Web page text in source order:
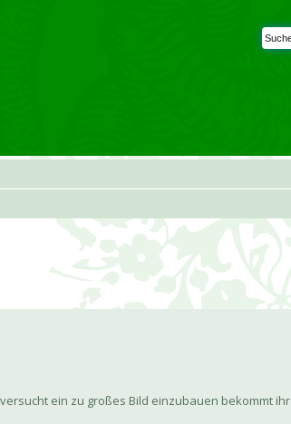
ein zu großes Bild einzubauen bekommt ihr